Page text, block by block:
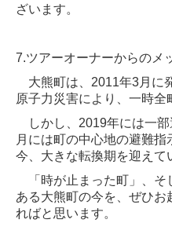
ざいます。
7.ツアーオーナーからのメ
大熊町は、2011年3月に
原子力災害により、一時全
しかし、2019年には一
月には町の中心地の避難
今、大きな転換期を迎えて
「時が止まった町」、そ
ある大熊町の今を、ぜひ
ればと思います。